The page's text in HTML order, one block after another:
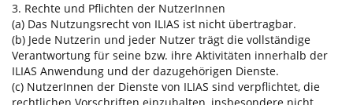
3. Rechte und Pflichten der NutzerInnen
(a) Das Nutzungsrecht von ILIAS ist nicht übertragbar.
(b) Jede Nutzerin und jeder Nutzer trägt die vollständige
Verantwortung für seine bzw. ihre Aktivitäten innerhalb der
ILIAS Anwendung und der dazugehörigen Dienste.
(c) NutzerInnen der Dienste von ILIAS sind verpflichtet, die